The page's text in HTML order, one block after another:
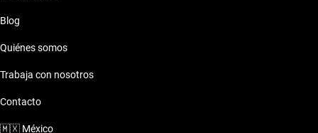
Blog
Quiénes somos
Trabaja con nosotros
Contacto
🇲🇽 México